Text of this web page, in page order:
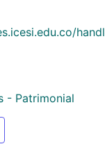
- Patrimonial